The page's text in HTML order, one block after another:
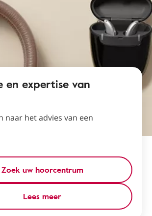
en expertise van
naar het advies van een
Zoek uw hoorcentrum
Lees meer